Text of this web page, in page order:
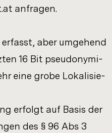
an­fra­gen.
aber um­ge­hend
16 Bit pseud­ony­mi­
eine grobe Lo­ka­li­sie­
er­folgt auf Basis der
des § 96 Abs 3